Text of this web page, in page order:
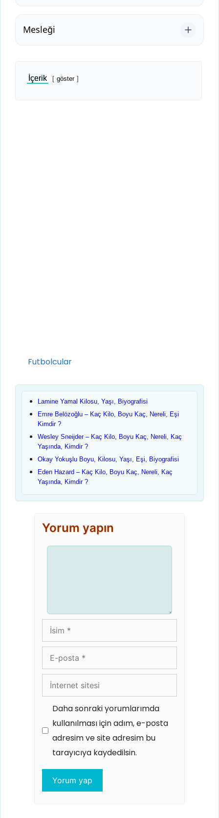
Mesleği
İçerik göster
Kategoriler
Futbolcular
Lamine Yamal Kilosu, Yaşı, Biyografisi
Emre Belözoğlu – Kaç Kilo, Boyu Kaç, Nereli, Eşi
Kimdir ?
Wesley Sneijder – Kaç Kilo, Boyu Kaç, Nereli, Kaç
Yaşında, Kimdir ?
Okay Yokuşlu Boyu, Kilosu, Yaşı, Eşi, Biyografisi
Eden Hazard – Kaç Kilo, Boyu Kaç, Nereli, Kaç
Yaşında, Kimdir ?
Yorum yapın
İsim
posta
İnternet
sitesi
Daha sonraki yorumlarımda
kullanılması için adım, e-posta
adresim ve site adresim bu
tarayıcıya kaydedilsin.